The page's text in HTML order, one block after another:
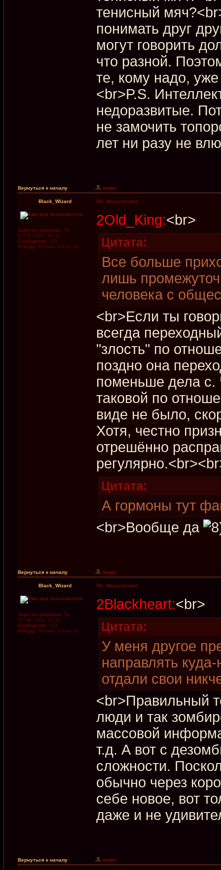
тенисный
понимать друг
могут говорить
что разной.
те, кому надо,
<br>P.S.
недоразвитые.
не замочить
лет ни разу не
Вернуться к началу
Black_Wizard Re: Мизантропия
Зарегистрирован: Пн
04.08.2003, 12:41
Сообщения: 153
Откуда: Москва (область)
2Old_King:<br>
Цитата:
Все больше
лишь
человека с
<br>Если ты
всегда
"злость" по
поздно она
поменьше дела с.
таковой по
виде не было,
Хотя, честно
отрешённо
Цитата:
А гормоны тут
<br>Вообще да
Вернуться к началу
Black_Wizard Re: Мизантропия
Зарегистрирован: Пн
04.08.2003, 12:41
Сообщения: 153
Откуда: Москва (область)
2Blackheart:<br>
Цитата:
У меня другое
направлять
отдали свои
<br>Правильный
люди и так
массовой
т.д. А вот с
сложности.
обычно через
себе новое, вот
даже и не
Вернуться к началу